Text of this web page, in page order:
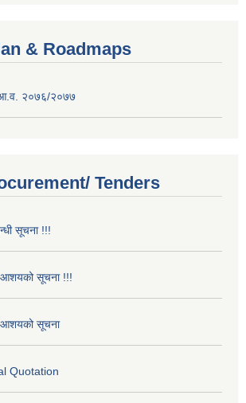
& Roadmaps
आ.व. २०७६/२०७७
Tenders
सूचना !!!
आशयको सूचना !!!
आशयको सूचना
Quotation